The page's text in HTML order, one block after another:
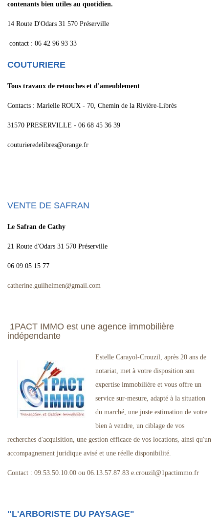
contenants bien utiles au quotidien.
14 Route D'Odars 31 570 Préserville
contact : 06 42 96 93 33
COUTURIERE
Tous travaux de retouches et d'ameublement
Contacts : Marielle ROUX - 70, Chemin de la Rivière-Librès
31570 PRESERVILLE - 06 68 45 36 39
couturieredelibres@orange.fr
VENTE DE SAFRAN
Le Safran de Cathy
21 Route d'Odars 31 570 Préserville
06 09 05 15 77
catherine.guilhelmen@gmail.com
1PACT IMMO est une agence immobilière
indépendante
Estelle Carayol-Crouzil, après 20 ans de
notariat, met à votre disposition son
expertise immobilière et vous offre un
service sur-mesure, adapté à la situation
du marché, une juste estimation de votre
bien à vendre, un ciblage de vos
recherches d'acquisition, une gestion efficace de vos locations, ainsi qu'un
accompagnement juridique avisé et une réelle disponibilité.
Contact : 09.53.50.10.00 ou 06.13.57.87.83 e.crouzil@1pactimmo.fr
"L'ARBORISTE DU PAYSAGE"